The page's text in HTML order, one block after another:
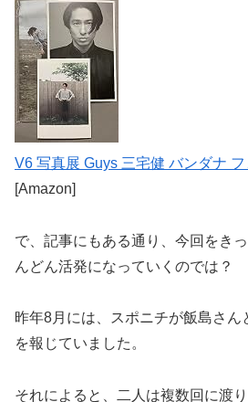
V6 写真展 Guys 三宅健 バンダナ フ
[Amazon]
で、記事にもある通り、今回をき
んどん活発になっていくのでは？
昨年8月には、スポニチが飯島さん
を報じていました。
それによると、二人は複数回に渡り